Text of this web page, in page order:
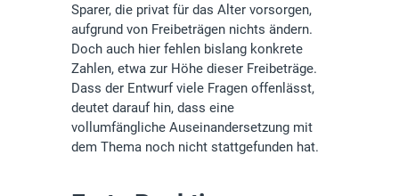
Sparer, die privat für das Alter vorsorgen,
aufgrund von Freibeträgen nichts ändern.
Doch auch hier fehlen bislang konkrete
Zahlen, etwa zur Höhe dieser Freibeträge.
Dass der Entwurf viele Fragen offenlässt,
deutet darauf hin, dass eine
vollumfängliche Auseinandersetzung mit
dem Thema noch nicht stattgefunden hat.